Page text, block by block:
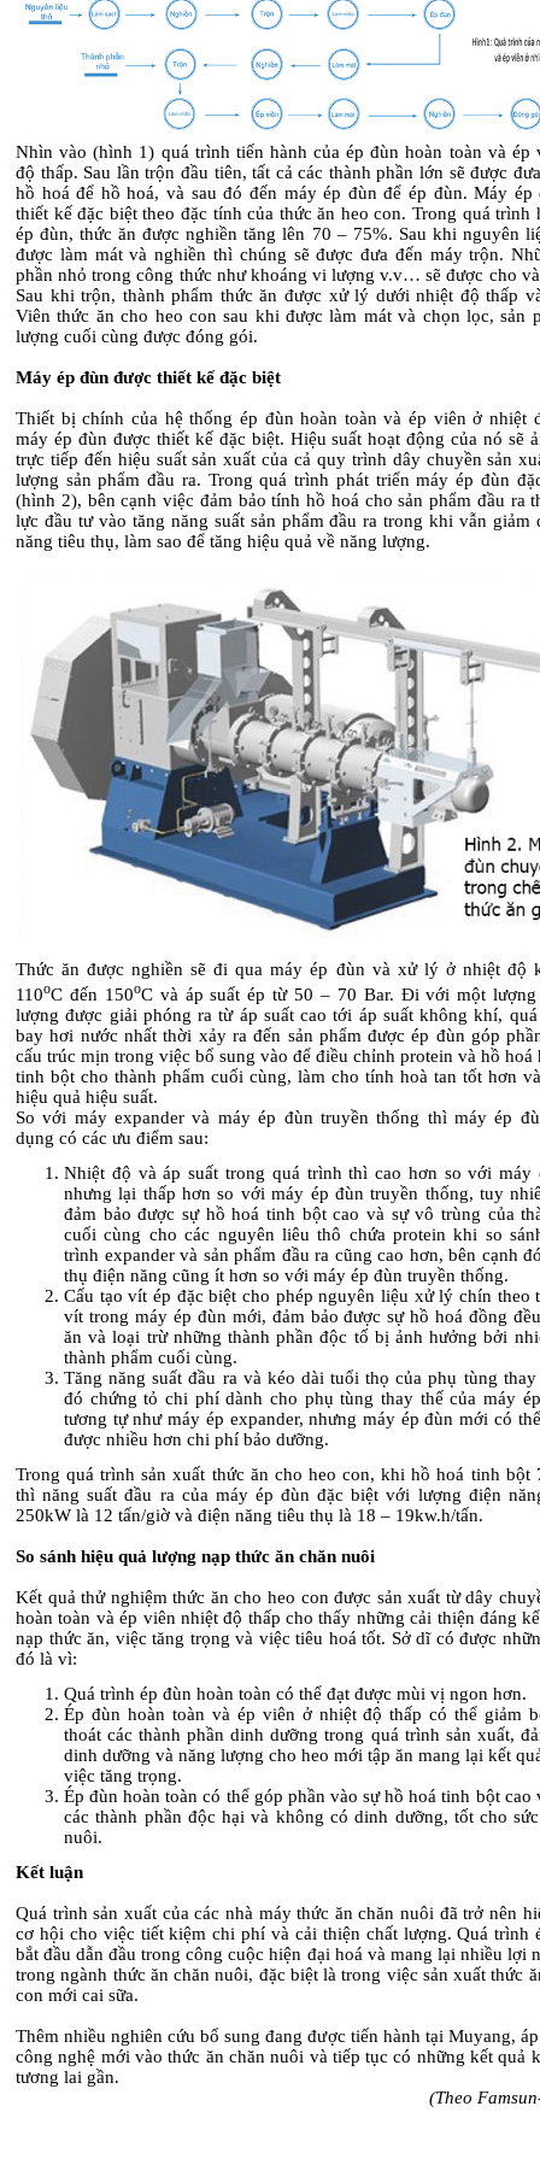
Nhìn vào (hình 1) quá trình tiến hành của ép đùn hoàn toàn và ép
độ thấp. Sau lần trộn đầu tiên, tất cả các thành phần lớn sẽ được
hồ hoá để hồ hoá, và sau đó đến máy ép đùn để ép đùn. Máy ép
thiết kế đặc biệt theo đặc tính của thức ăn heo con. Trong quá trình
ép đùn, thức ăn được nghiền tăng lên 70 – 75%. Sau khi nguyên
được làm mát và nghiền thì chúng sẽ được đưa đến máy trộn.
phần nhỏ trong công thức như khoáng vi lượng v.v… sẽ được cho
Sau khi trộn, thành phẩm thức ăn được xử lý dưới nhiệt độ thấp
Viên thức ăn cho heo con sau khi được làm mát và chọn lọc, sản
lượng cuối cùng được đóng gói.
Máy ép đùn được thiết kế đặc biệt
Thiết bị chính của hệ thống ép đùn hoàn toàn và ép viên ở nhiệt
máy ép đùn được thiết kế đặc biệt. Hiệu suất hoạt động của nó sẽ
trực tiếp đến hiệu suất sản xuất của cả quy trình dây chuyền sản
lượng sản phẩm đầu ra. Trong quá trình phát triển máy ép đùn
(hình 2), bên cạnh việc đảm bảo tính hồ hoá cho sản phẩm đầu ra
lực đầu tư vào tăng năng suất sản phẩm đầu ra trong khi vẫn giảm
năng tiêu thụ, làm sao để tăng hiệu quả về năng lượng.
Thức ăn được nghiền sẽ đi qua máy ép đùn và xử lý ở nhiệt độ
110oC đến 150oC và áp suất ép từ 50 – 70 Bar. Đi với một
lượng được giải phóng ra từ áp suất cao tới áp suất không khí,
bay hơi nước nhất thời xảy ra đến sản phẩm được ép đùn góp
cấu trúc mịn trong việc bổ sung vào để điều chỉnh protein và hồ hoá
tinh bột cho thành phẩm cuối cùng, làm cho tính hoà tan tốt hơn
hiệu quả hiệu suất.
So với máy expander và máy ép đùn truyền thống thì máy ép
dụng có các ưu điểm sau:
Nhiệt độ và áp suất trong quá trình thì cao hơn so với máy
nhưng lại thấp hơn so với máy ép đùn truyền thống, tuy
đảm bảo được sự hồ hoá tinh bột cao và sự vô trùng của
cuối cùng cho các nguyên liêu thô chứa protein khi so
trình expander và sản phẩm đầu ra cũng cao hơn, bên cạnh
thụ điện năng cũng ít hơn so với máy ép đùn truyền thống.
Cấu tạo vít ép đặc biệt cho phép nguyên liệu xử lý chín theo
vít trong máy ép đùn mới, đảm bảo được sự hồ hoá đồng
ăn và loại trừ những thành phần độc tố bị ảnh hưởng bởi
thành phẩm cuối cùng.
Tăng năng suất đầu ra và kéo dài tuổi thọ của phụ tùng
đó chứng tỏ chi phí dành cho phụ tùng thay thế của máy
tương tự như máy ép expander, nhưng máy ép đùn mới có
được nhiều hơn chi phí bảo dưỡng.
Trong quá trình sản xuất thức ăn cho heo con, khi hồ hoá tinh bột
thì năng suất đầu ra của máy ép đùn đặc biệt với lượng điện
250kW là 12 tấn/giờ và điện năng tiêu thụ là 18 – 19kw.h/tấn.
So sánh hiệu quả lượng nạp thức ăn chăn nuôi
Kết quả thử nghiệm thức ăn cho heo con được sản xuất từ dây
hoàn toàn và ép viên nhiệt độ thấp cho thấy những cải thiện đáng
nạp thức ăn, việc tăng trọng và việc tiêu hoá tốt. Sở dĩ có được
đó là vì:
Quá trình ép đùn hoàn toàn có thể đạt được mùi vị ngon hơn.
Ép đùn hoàn toàn và ép viên ở nhiệt độ thấp có thể giảm
thoát các thành phần dinh dưỡng trong quá trình sản xuất,
dinh dưỡng và năng lượng cho heo mới tập ăn mang lại kết
việc tăng trọng.
Ép đùn hoàn toàn có thể góp phần vào sự hồ hoá tinh bột cao
các thành phần độc hại và không có dinh dưỡng, tốt cho
nuôi.
Kết luận
Quá trình sản xuất của các nhà máy thức ăn chăn nuôi đã trở nên
cơ hội cho việc tiết kiệm chi phí và cải thiện chất lượng. Quá trình
bắt đầu dẫn đầu trong công cuộc hiện đại hoá và mang lại nhiều lợi
trong ngành thức ăn chăn nuôi, đặc biệt là trong việc sản xuất thức
con mới cai sữa.
Thêm nhiều nghiên cứu bổ sung đang được tiến hành tại Muyang,
công nghệ mới vào thức ăn chăn nuôi và tiếp tục có những kết quả
tương lai gần.
(Theo